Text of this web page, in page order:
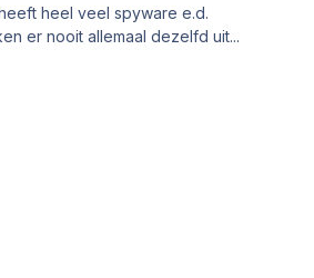
heel veel spyware e.d.
er nooit allemaal dezelfd uit...